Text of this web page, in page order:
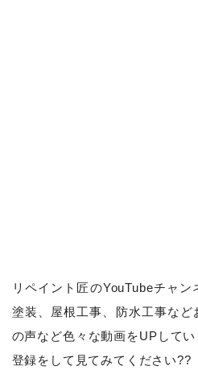
リペイント匠のYouTubeチャン
塗装、屋根工事、防水工事な
の声など色々な動画をUPして
登録をして見てみてください??